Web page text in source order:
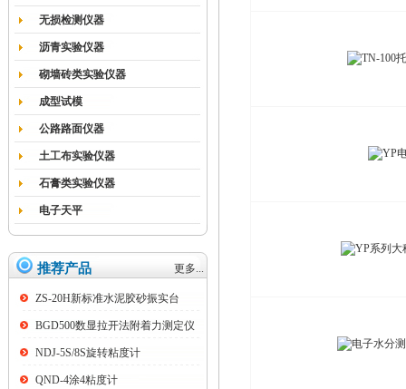
无损检测仪器
沥青实验仪器
砌墙砖类实验仪器
成型试模
公路路面仪器
土工布实验仪器
石膏类实验仪器
电子天平
推荐产品 更多...
ZS-20H新标准水泥胶砂振实台
BGD500数显拉开法附着力测定仪
NDJ-5S/8S旋转粘度计
QND-4涂4粘度计